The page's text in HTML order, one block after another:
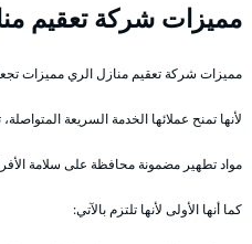
مميزات شركة تعقيم
مميزات شركة تعقيم منازل الري مميزات
لأنها تمنح عملائها الخدمة السريعة
مواد تطهير مضمونة محافظة على سلامة
كما أنها الأولى لأنها تلتزم بالآتي: